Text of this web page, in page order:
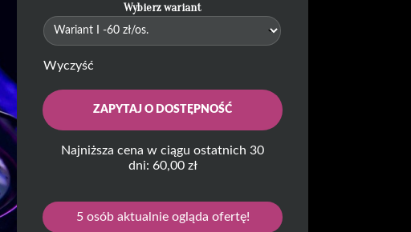
Wybierz wariant
Wyczyść
ZAPYTAJ O DOSTĘPNOŚĆ
Najniższa cena w ciągu ostatnich 30
dni: 60,00 zł
5osób aktualnie ogląda ofertę!